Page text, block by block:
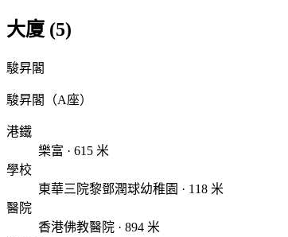
大廈 (5)
駿昇閣
駿昇閣（A座）
港鐵
樂富 · 615 米
學校
東華三院黎鄧潤球幼稚園 · 118 米
醫院
香港佛教醫院 · 894 米